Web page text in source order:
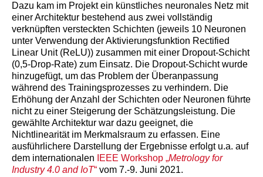
Dazu kam im Projekt ein künstliches neuronales Netz mit
einer Architektur bestehend aus zwei vollständig
verknüpften versteckten Schichten (jeweils 10 Neuronen
unter Verwendung der Aktivierungsfunktion Rectified
Linear Unit (ReLU)) zusammen mit einer Dropout-Schicht
(0,5-Drop-Rate) zum Einsatz. Die Dropout-Schicht wurde
hinzugefügt, um das Problem der Überanpassung
während des Trainingsprozesses zu verhindern. Die
Erhöhung der Anzahl der Schichten oder Neuronen führte
nicht zu einer Steigerung der Schätzungsleistung. Die
gewählte Architektur war dazu geeignet, die
Nichtlinearität im Merkmalsraum zu erfassen. Eine
ausführlichere Darstellung der Ergebnisse erfolgt u.a. auf
dem internationalen
IEEE Workshop „Metrology for
Industry 4.0 and IoT“ vom 7.-9. Juni 2021.